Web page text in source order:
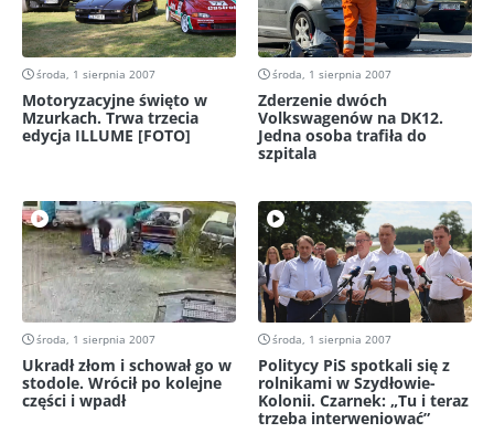
środa, 1 sierpnia 2007
Motoryzacyjne święto w
Mzurkach. Trwa trzecia
edycja ILLUME [FOTO]
środa, 1 sierpnia 2007
Zderzenie dwóch
Volkswagenów na DK12.
Jedna osoba trafiła do
szpitala
środa, 1 sierpnia 2007
Ukradł złom i schował go w
stodole. Wrócił po kolejne
części i wpadł
środa, 1 sierpnia 2007
Politycy PiS spotkali się z
rolnikami w Szydłowie-
Kolonii. Czarnek: „Tu i teraz
trzeba interweniować”